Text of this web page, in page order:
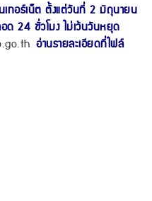
ทอร์เน็ต ตั้งแต่วันที่ 2 มิถุนายน
24 ชั่วโมง ไม่เว้นวันหยุด
อ่านรายละเอียดที่ไฟล์